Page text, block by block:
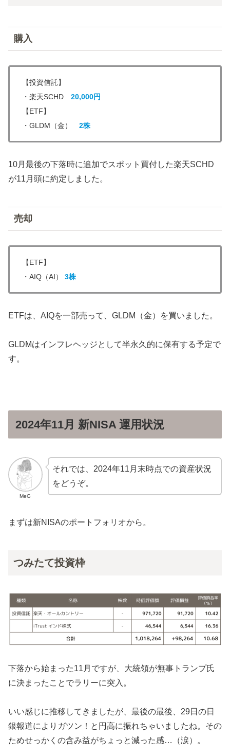
購入
【投資信託】
・楽天SCHD 20,000円
【ETF】
・GLDM（金） 2株
10月最後の下落時に追加でスポット買付した楽天SCHD
が11月頭に約定しました。
売却
【ETF】
・AIQ（AI） 3株
ETFは、AIQを一部売って、 GLDM（金）を買いました。
GLDMはインフレヘッジとして半永久的に保有する予定で
す。
2024年11月 新NISA 運用状況
MeG
それでは、 2024年11月末時点での資産状況
をどうぞ。
まずは新NISAのポートフォリオから。
つみたて投資枠
下落から始まった11月ですが、大統領が無事トランプ氏
に決まったことでラリーに突入。
いい感じに推移してきましたが、最後の最後、29日の日
銀報道によりガツン！と円高に振れちゃいましたね。その
ためせっかくの含み益がちょっと減った感…（涙）。